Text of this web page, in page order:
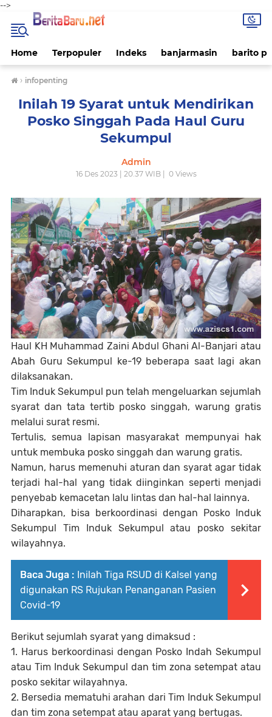
-->
Home Terpopuler Indeks banjarmasin barito
› infopenting
Inilah 19 Syarat untuk Mendirikan
Posko Singgah Pada Haul Guru
Sekumpul
Admin
16 Des 2023 | 20.37 WIB | 0Views
Haul KH Muhammad Zaini Abdul Ghani Al-Banjari atau
Abah Guru Sekumpul ke-19 beberapa saat lagi akan
dilaksanakan.
Tim Induk Sekumpul pun telah mengeluarkan sejumlah
syarat dan tata tertib posko singgah, warung gratis
melalui surat resmi.
Tertulis, semua lapisan masyarakat mempunyai hak
untuk membuka posko singgah dan warung gratis.
Namun, harus memenuhi aturan dan syarat agar tidak
terjadi hal-hal yang tidak diinginkan seperti menjadi
penyebab kemacetan lalu lintas dan hal-hal lainnya.
Diharapkan, bisa berkoordinasi dengan Posko Induk
Sekumpul Tim Induk Sekumpul atau posko sekitar
wilayahnya.
Baca Juga : Inilah Tiga RSUD di Kalsel yang
digunakan RS Rujukan Penanganan Pasien
Covid-19
Berikut sejumlah syarat yang dimaksud :
1. Harus berkoordinasi dengan Posko Indah Sekumpul
atau Tim Induk Sekumpul dan tim zona setempat atau
posko sekitar wilayahnya.
2. Bersedia mematuhi arahan dari Tim Induk Sekumpul
dan tim zona setempat atau aparat yang bertugas.